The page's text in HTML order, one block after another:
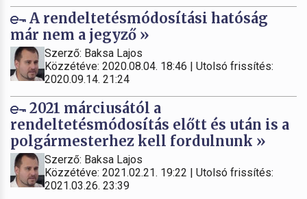
A rendeltetésmódosítási hatóság
már nem a jegyző »
Szerző: Baksa Lajos
Közzétéve: 2020.08.04. 18:46 | Utolsó frissítés:
2020.09.14. 21:24
2021 márciusától a
rendeltetésmódosítás előtt és után is a
polgármesterhez kell fordulnunk »
Szerző: Baksa Lajos
Közzétéve: 2021.02.21. 19:22 | Utolsó frissítés:
2021.03.26. 23:39